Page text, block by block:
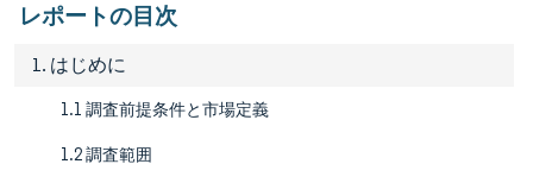
レポートの目次
1. はじめに
1.1 調査前提条件と市場定義
1.2 調査範囲